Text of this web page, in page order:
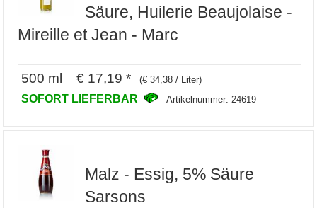
Säure, Huilerie Beaujolaise -
Mireille et Jean - Marc
500 ml € 17,19 * (€ 34,38 / Liter)
SOFORT LIEFERBAR Artikelnummer: 24619
Malz - Essig, 5% Säure
Sarsons